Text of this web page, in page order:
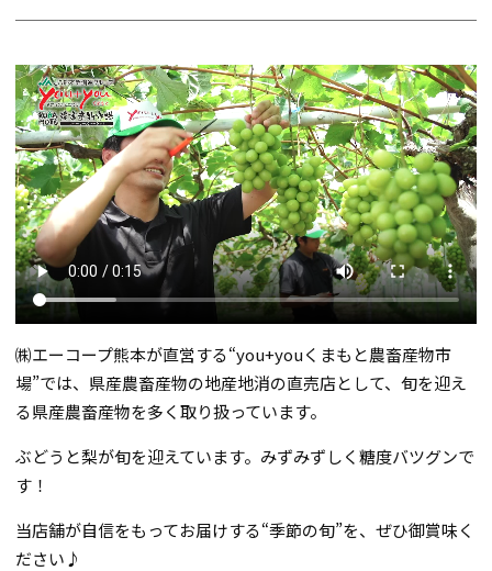
㈱エーコープ熊本が直営する“you+youくまもと農畜産物市
場”では、県産農畜産物の地産地消の直売店として、旬を迎え
る県産農畜産物を多く取り扱っています。
ぶどうと梨が旬を迎えています。みずみずしく糖度バツグンで
す！
当店舗が自信をもってお届けする“季節の旬”を、ぜひ御賞味く
ださい♪